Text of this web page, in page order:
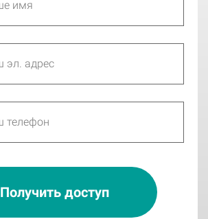
Получить доступ